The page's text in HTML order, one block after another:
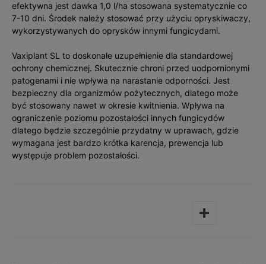
efektywna jest dawka 1,0 l/ha stosowana systematycznie co
7-10 dni. Środek należy stosować przy użyciu opryskiwaczy,
wykorzystywanych do oprysków innymi fungicydami.
Vaxiplant SL to doskonałe uzupełnienie dla standardowej
ochrony chemicznej. Skutecznie chroni przed uodpornionymi
patogenami i nie wpływa na narastanie odporności. Jest
bezpieczny dla organizmów pożytecznych, dlatego może
być stosowany nawet w okresie kwitnienia. Wpływa na
ograniczenie poziomu pozostałości innych fungicydów
dlatego będzie szczególnie przydatny w uprawach, gdzie
wymagana jest bardzo krótka karencja, prewencja lub
występuje problem pozostałości.